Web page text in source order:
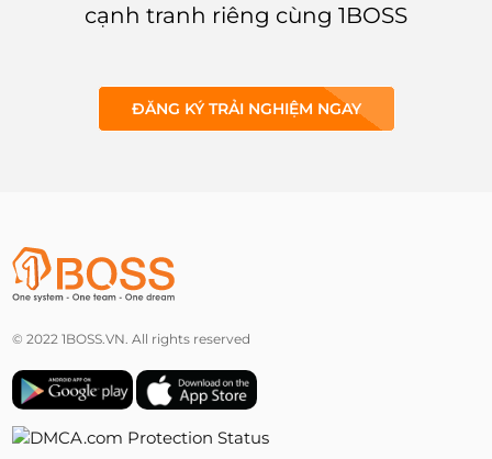
cạnh tranh riêng cùng 1BOSS
ĐĂNG KÝ TRẢI NGHIỆM NGAY
© 2022 1BOSS.VN. All rights reserved